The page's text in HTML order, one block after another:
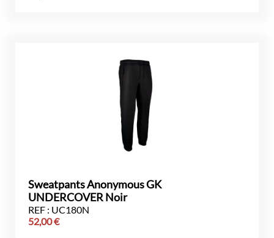
Sweatpants Anonymous GK
UNDERCOVER Noir
REF : UC180N
52,00€